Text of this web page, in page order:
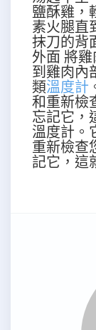
鹽酥雞，
素火腿直
抹刀的背
外面 將
到雞肉內
類溫度計
和重新檢
忘記它，
溫度計。
重新檢查
記它，這